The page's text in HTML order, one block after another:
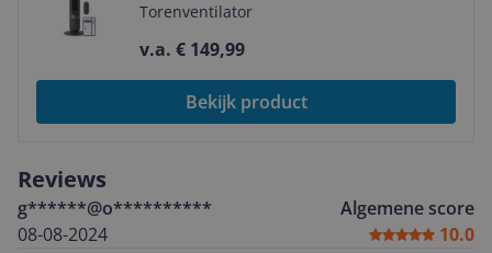
Torenventilator
v.a. € 149,99
Bekijk product
Reviews
g******@o**********
08-08-2024
Algemene score
10.0